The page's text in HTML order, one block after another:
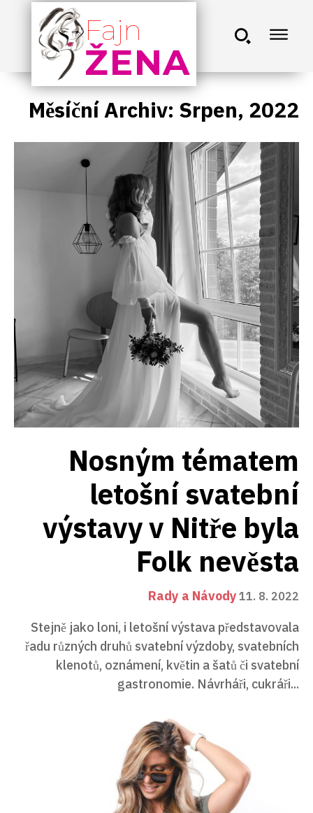
Fajn
ŽENA
Měsíční Archiv: Srpen, 2022
Nosným tématem
letošní svatební
výstavy v Nitře byla
Folk nevěsta
Rady a Návody11. 8. 2022
Stejně jako loni, i letošní výstava představovala
řadu různých druhů svatební výzdoby, svatebních
klenotů, oznámení, květin a šatů či svatební
gastronomie. Návrháři, cukráři...